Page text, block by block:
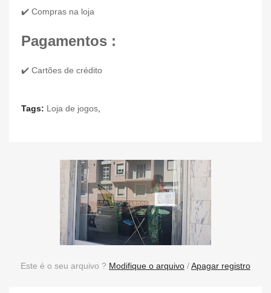
✔️ Compras na loja
Pagamentos :
✔️ Cartões de crédito
Tags: Loja de jogos
Este é o seu arquivo ? Modifique o arquivo /Apagar registro